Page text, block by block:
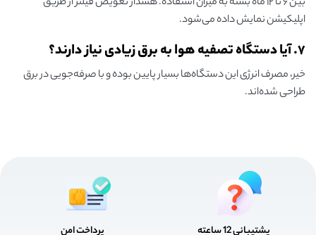
اپلیکیشن نمایش داده می‌شود.
۷. آیا دستگاه تصفیه هوا به برق زیادی نیاز دارند؟
خیر، مصرف انرژی این دستگاه‌ها بسیار پایین بوده و با صرفه‌جویی در برق
طراحی شده‌اند.
پشتیبانی 12 ساعته
پرداخت امن